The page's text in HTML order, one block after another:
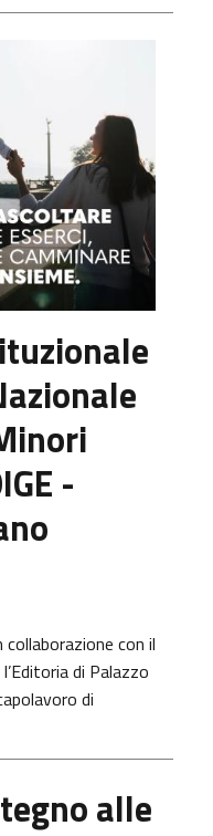
-
con il
di Palazzo
di
alle